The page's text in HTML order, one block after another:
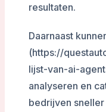
resultaten.
Daarnaast
(https://
lijst-van-ai-
analyseren en
bedrijven